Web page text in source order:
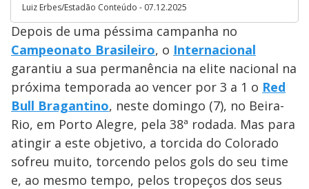
Luiz Erbes/Estadão Conteúdo - 07.12.2025
Depois de uma péssima campanha no
Campeonato Brasileiro, o Internacional
garantiu a sua permanência na elite nacional na
próxima temporada ao vencer por 3 a 1 o Red
Bull Bragantino, neste domingo (7), no Beira-
Rio, em Porto Alegre, pela 38ª rodada. Mas para
atingir a este objetivo, a torcida do Colorado
sofreu muito, torcendo pelos gols do seu time
e, ao mesmo tempo, pelos tropeços dos seus